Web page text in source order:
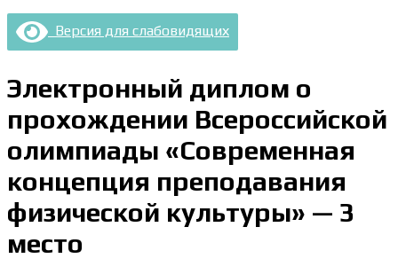
Версия для слабовидящих
Электронный диплом о
прохождении Всероссийской
олимпиады «Современная
концепция преподавания
физической культуры» — 3
место